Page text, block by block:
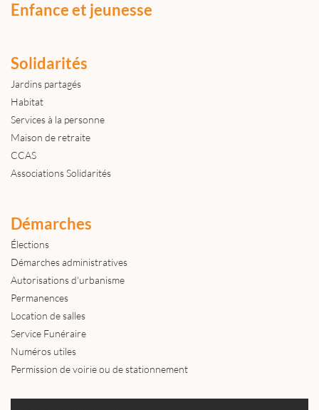
Enfance et jeunesse
Solidarités
Jardins partagés
Habitat
Services à la personne
Maison de retraite
CCAS
Associations Solidarités
Démarches
Élections
Démarches administratives
Autorisations d'urbanisme
Permanences
Location de salles
Service Funéraire
Numéros utiles
Permission de voirie ou de stationnement